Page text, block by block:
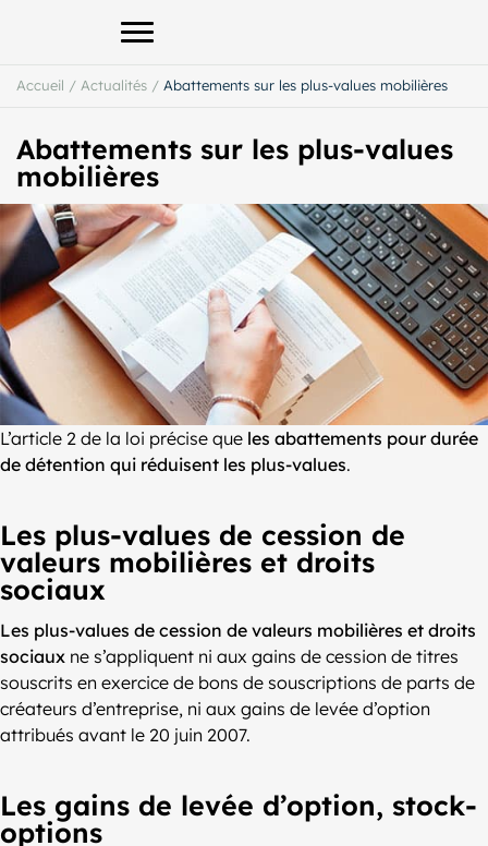
Afficher le menu principal
Accueil / Actualités / Abattements sur les plus-values mobilières
Abattements sur les plus-values
mobilières
L’article 2 de la loi précise que les abattements pour durée
de détention qui réduisent les plus-values.
Les plus-values de cession de
valeurs mobilières et droits
sociaux
Les plus-values de cession de valeurs mobilières et droits
sociaux ne s’appliquent ni aux gains de cession de titres
souscrits en exercice de bons de souscriptions de parts de
créateurs d’entreprise, ni aux gains de levée d’option
attribués avant le 20 juin 2007.
Les gains de levée d’option, stock-
options